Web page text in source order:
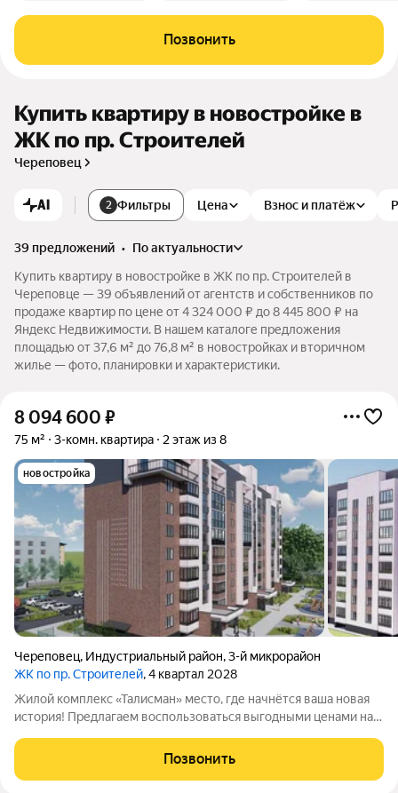
Позвонить
Купить квартиру в новостройке в
ЖК по пр. Строителей
Череповец
AI 2 Фильтры Цена Взнос и платёж
39 предложений •
по актуальности
Купить квартиру в новостройке в ЖК по пр. Строителей в
Череповце — 39 объявлений от агентств и собственников по
продаже квартир по цене от 4 324 000 ₽ до 8 445 800 ₽ на
Яндекс Недвижимости. В нашем каталоге предложения
площадью от 37,6 м² до 76,8 м² в новостройках и вторичном
жилье — фото, планировки и характеристики.
8 094 600 ₽
75 м² 3-комн. квартира 2 этаж из 8
новостройка
Череповец, Индустриальный район,3-й микрорайон
ЖК по пр. Строителей, 4 квартал 2028
Жилой комплекс «Талисман» место, где начнётся ваша новая
история! Предлагаем воспользоваться выгодными ценами на
комфорткласса возводится в индустриальном районе города
Череповца. Что ждёт будущих
Позвонить